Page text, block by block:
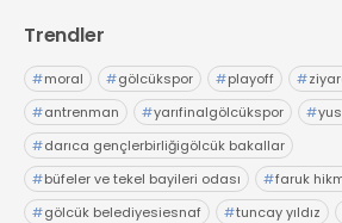
Trendler
#moral #gölcükspor #playoff #
#antrenman #yarıfinalgölcükspor #
#darıca gençlerbirliğigölcük bakallar
#büfeler ve tekel bayileri odası #faruk
#gölcük belediyesiesnaf #tuncay yıldız